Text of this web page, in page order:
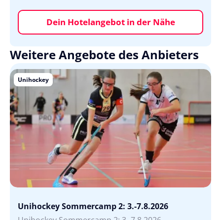
Dein Hotelangebot in der Nähe
Weitere Angebote des Anbieters
Unihockey
Unihockey Sommercamp 2: 3.-7.8.2026